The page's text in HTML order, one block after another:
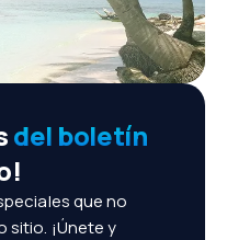
del boletín
que no
¡Únete y